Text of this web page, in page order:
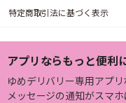
特定商取引法に基づく表示
アプリならもっと便利
ゆめデリバリー専用アプリ
メッセージの通知がスマホ